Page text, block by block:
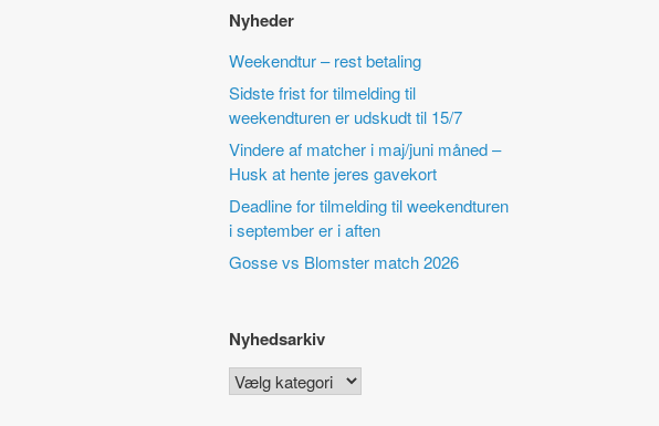
Nyheder
Weekendtur – rest betaling
Sidste frist for tilmelding til
weekendturen er udskudt til 15/7
Vindere af matcher i maj/juni måned –
Husk at hente jeres gavekort
Deadline for tilmelding til weekendturen
i september er i aften
Gosse vs Blomster match 2026
Nyhedsarkiv
Nyhedsarkiv